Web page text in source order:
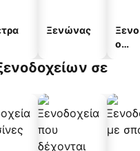
Ξενώνας
ο
σε